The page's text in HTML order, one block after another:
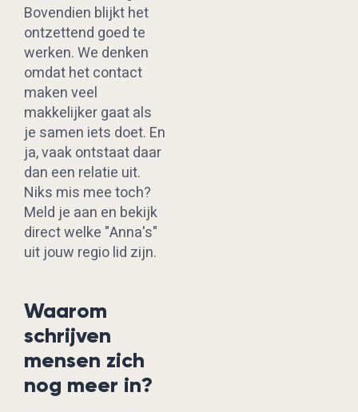
Bovendien blijkt het
ontzettend goed te
werken. We denken
omdat het contact
maken veel
makkelijker gaat als
je samen iets doet. En
ja, vaak ontstaat daar
dan een relatie uit.
Niks mis mee toch?
Meld je aan en bekijk
direct welke "Anna's"
uit jouw regio lid zijn.
Waarom
schrijven
mensen zich
nog meer in?